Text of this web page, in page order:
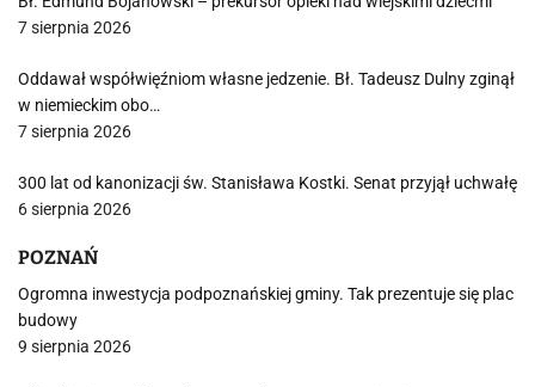
7 sierpnia 2026
Oddawał współwięźniom własne jedzenie. Bł. Tadeusz Dulny zginął
w niemieckim obo…
7 sierpnia 2026
300 lat od kanonizacji św. Stanisława Kostki. Senat przyjął uchwałę
6 sierpnia 2026
POZNAŃ
Ogromna inwestycja podpoznańskiej gminy. Tak prezentuje się plac
budowy
9 sierpnia 2026